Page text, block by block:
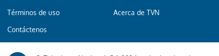
Términos de uso Acerca de TVN
Contáctenos